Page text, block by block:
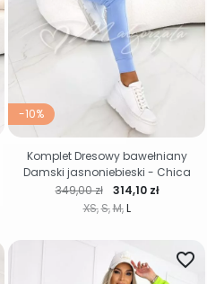
-10%
XS S M L
Cena regularna
349,00 zł Cena
314,10 zł
Komplet Dresowy bawełniany
Damski jasnoniebieski - Chica
favorite_border